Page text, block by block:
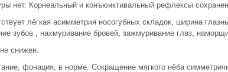
нет. Корнеальный и конъюнктивальный рефлексы
лёгкая асимметрия носогубных складок, ширина
зубов , нахмуривание бровей, зажмуривание глаз,
снижен.
фонация, в норме. Сокращение мягкого нёба